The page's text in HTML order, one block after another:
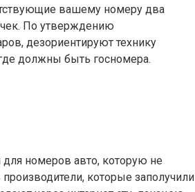
вашему номеру два
По утверждению
дезориентируют технику
должны быть госномера.
для номеров авто, которую не
которые заполучили